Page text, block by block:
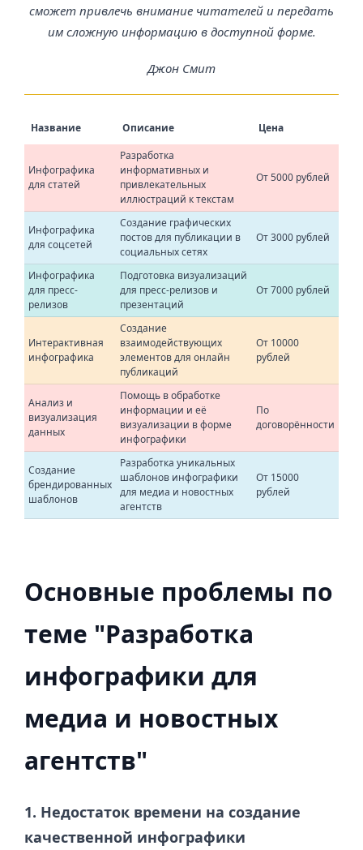
сможет привлечь внимание читателей и передать
им сложную информацию в доступной форме.
Джон Смит
Название Описание Цена
Инфографика
для статей
Разработка
информативных и
привлекательных
иллюстраций к текстам
От 5000 рублей
Инфографика
для соцсетей
Создание графических
постов для публикации в
социальных сетях
От 3000 рублей
Инфографика
для пресс-
релизов
Подготовка визуализаций
для пресс-релизов и
презентаций
От 7000 рублей
Интерактивная
инфографика
Создание
взаимодействующих
элементов для онлайн
публикаций
От 10000
рублей
Анализ и
визуализация
данных
Помощь в обработке
информации и её
визуализации в форме
инфографики
По
договорённости
Создание
брендированных
шаблонов
Разработка уникальных
шаблонов инфографики
для медиа и новостных
агентств
От 15000
рублей
Основные проблемы по
теме "Разработка
инфографики для
медиа и новостных
агентств"
1. Недостаток времени на создание
качественной инфографики